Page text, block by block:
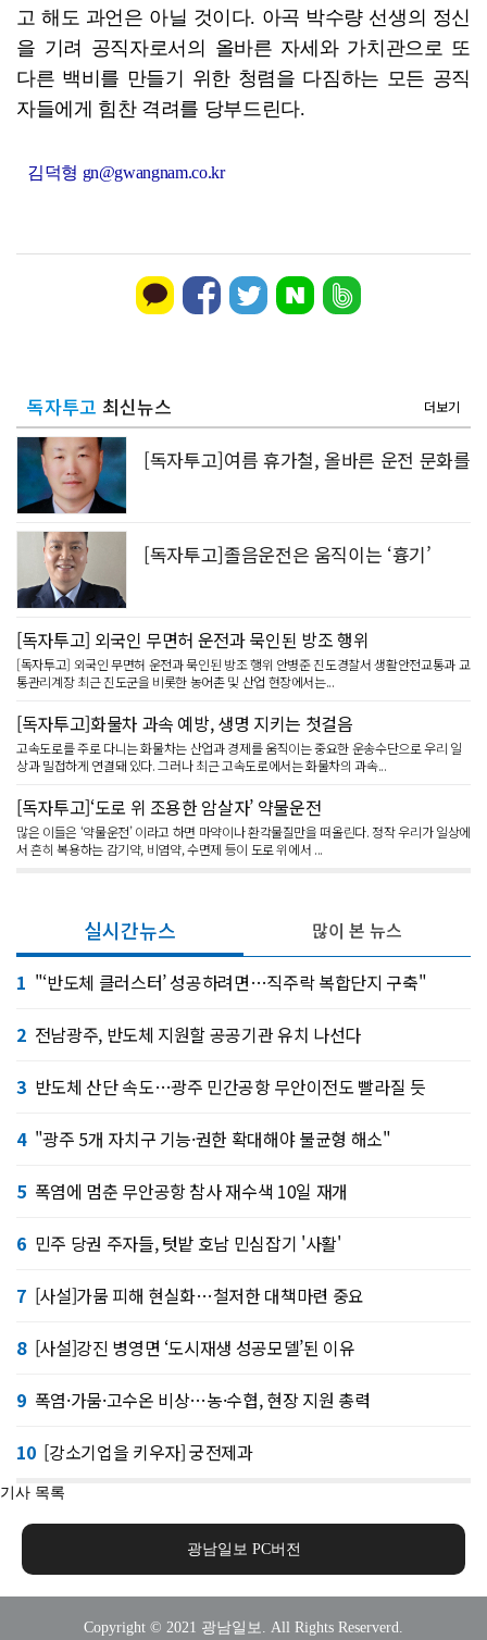
고 해도 과언은 아닐 것이다. 아곡 박수량 선생의 정신
을 기려 공직자로서의 올바른 자세와 가치관으로 또
다른 백비를 만들기 위한 청렴을 다짐하는 모든 공직
자들에게 힘찬 격려를 당부드린다.
김덕형 gn@gwangnam.co.kr
독자투고 최신뉴스 더보기
[독자투고]여름 휴가철, 올바른 운전 문화를
[독자투고]졸음운전은 움직이는 ‘흉기’
[독자투고] 외국인 무면허 운전과 묵인된 방조 행위
[독자투고] 외국인 무면허 운전과 묵인된 방조 행위 안병준 진도경찰서 생활안전교통과 교
통관리계장 최근 진도군을 비롯한 농어촌 및 산업 현장에서는...
[독자투고]화물차 과속 예방, 생명 지키는 첫걸음
고속도로를 주로 다니는 화물차는 산업과 경제를 움직이는 중요한 운송수단으로 우리 일
상과 밀접하게 연결돼 있다. 그러나 최근 고속도로에서는 화물차의 과속...
[독자투고]‘도로 위 조용한 암살자’ 약물운전
많은 이들은 ‘약물운전’ 이라고 하면 마약이나 환각물질만을 떠올린다. 정작 우리가 일상에
서 흔히 복용하는 감기약, 비염약, 수면제 등이 도로 위에서 ...
실시간뉴스
1 "‘반도체 클러스터’ 성공하려면…직주락 복합단지 구축"
2 전남광주, 반도체 지원할 공공기관 유치 나선다
3 반도체 산단 속도…광주 민간공항 무안이전도 빨라질 듯
4 "광주 5개 자치구 기능·권한 확대해야 불균형 해소"
5 폭염에 멈춘 무안공항 참사 재수색 10일 재개
6 민주 당권 주자들, 텃밭 호남 민심잡기 '사활'
7 [사설]가뭄 피해 현실화…철저한 대책마련 중요
8 [사설]강진 병영면 ‘도시재생 성공모델’된 이유
9 폭염·가뭄·고수온 비상…농·수협, 현장 지원 총력
10 [강소기업을 키우자] 궁전제과
많이 본 뉴스
기사 목록
광남일보 PC버전
Copyright © 2021 광남일보. All Rights Reserverd.